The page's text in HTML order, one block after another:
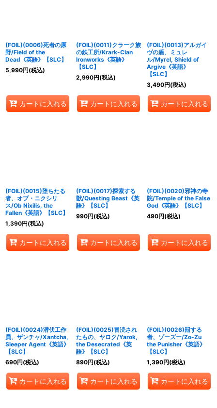
(FOIL)(0006)死者の原
野/Field of the
Dead《英語》【SLC】
5,990円(税込)
カートに入れる
(FOIL)(0011)クラーク族
の鉄工所/Krark-Clan
Ironworks《英語》
【SLC】
2,990円(税込)
カートに入れる
(FOIL)(0013)アルガイ
ヴの盾、ミュレ
ル/Myrel, Shield of
Argive《英語》
【SLC】
3,490円(税込)
カートに入れる
(FOIL)(0015)堕ちたる
者、オブ・ニクシリ
ス/Ob Nixilis, the
Fallen《英語》【SLC】
1,390円(税込)
カートに入れる
(FOIL)(0017)探索する
獣/Questing Beast《英
語》【SLC】
990円(税込)
カートに入れる
(FOIL)(0020)邪神の寺
院/Temple of the False
God《英語》【SLC】
490円(税込)
カートに入れる
(FOIL)(0024)潜伏工作
員、ザンチャ/Xantcha,
Sleeper Agent《英語》
【SLC】
690円(税込)
カートに入れる
(FOIL)(0025)冒涜され
たもの、ヤロク/Yarok,
the Desecrated《英
語》【SLC】
890円(税込)
カートに入れる
(FOIL)(0026)罰する
者、ゾーズー/Zo-Zu
the Punisher《英語》
【SLC】
1,390円(税込)
カートに入れる